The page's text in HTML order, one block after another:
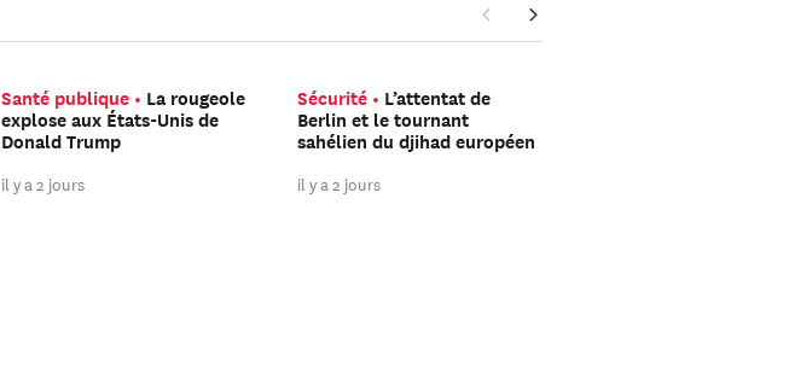
Santé publique
La rougeole
explose aux États-Unis de
Donald Trump
il y a 2 jours
Sécurité
L’attentat de
Berlin et le tournant
sahélien du djihad européen
il y a 2 jours